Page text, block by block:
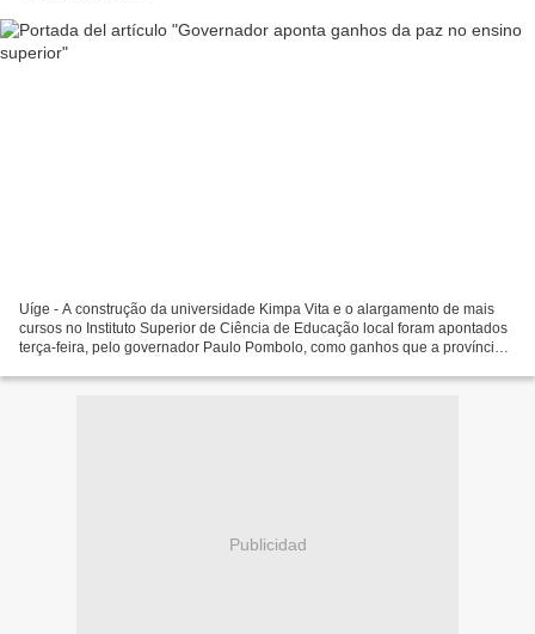
Uíge - A construção da universidade Kimpa Vita e o alargamento de mais
cursos no Instituto Superior de Ciência de Educação local foram apontados
terça-feira, pelo governador Paulo Pombolo, como ganhos que a província
Publicidad